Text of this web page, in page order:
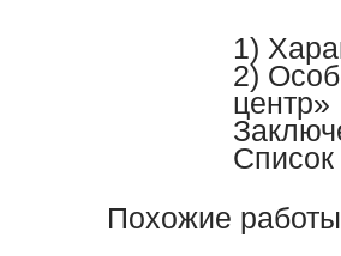
1)
2)
Похожие